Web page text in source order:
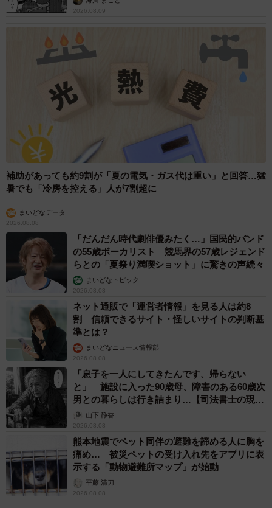
ん。その仲の良さは、お顔をくっつけて眠るふたりの姿が
物語っていますね。
YouTube「かぎしっぽすず&つむぎ」
（@kagisuzu0531）
この可愛さは反則です #ねこのいるくらし
pic.twitter.com/gieLTBaJ5R
— かぎしっぽすず&つむぎ (@kagisuzu0531)
2023
2026.08.09
補助があっても約9割が「夏の電気・ガス代は重い」と回答…猛
暑でも「冷房を控える」人が7割超に
まいどなデータ
2026.08.08
「だんだん時代劇俳優みたく…」国民的バンド
の55歳ボーカリスト 競馬界の57歳レジェンド
らとの「夏祭り満喫ショット」に驚きの声続々
まいどなトピック
2026.08.08
ネット通販で「運営者情報」を見る人は約8
割 信頼できるサイト・怪しいサイトの判断基
準とは？
まいどなニュース情報部
2026.08.08
「息子を一人にしてきたんです、帰らない
と」 施設に入った90歳母、障害のある60歳次
男との暮らしは行き詰まり…【司法書士の現場
から】山下 静香
2026.08.08
熊本地震でペット同伴の避難を諦める人に胸を
痛め… 被災ペットの受け入れ先をアプリに表
示する「動物避難所マップ」が始動
平藤 清刀
2026.08.08